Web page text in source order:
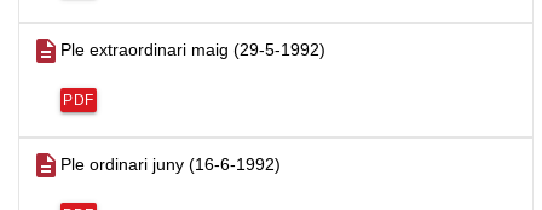
description Ple extraordinari maig (29-5-1992)
PDF
description Ple ordinari juny (16-6-1992)